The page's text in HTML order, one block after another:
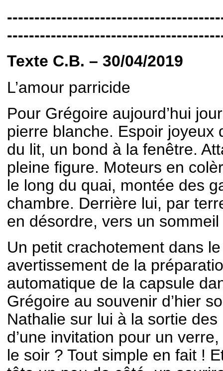
Texte C.B. – 30/04/2019
L’amour parricide
Pour Grégoire aujourd’hui
pierre blanche. Espoir
du lit, un bond à la fenêtre.
pleine figure. Moteurs en
le long du quai, montée des
chambre. Derrière lui, par
en désordre, vers un
Un petit crachotement dans
avertissement de la
automatique de la capsule
Grégoire au souvenir d’hier
Nathalie sur lui à la sortie des
d’une invitation pour un
le soir ? Tout simple en fait !